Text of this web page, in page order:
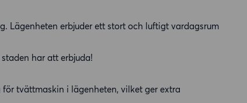
Lägenheten erbjuder ett stort och luftigt vardagsrum
har att erbjuda!
tvättmaskin i lägenheten, vilket ger extra